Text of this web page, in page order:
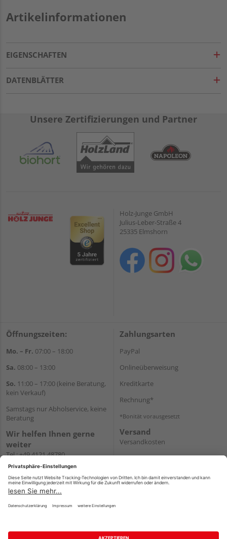
Artikelinformationen
EIGENSCHAFTEN
DATENBLÄTTER
Unsere Zertifizierungen und Partner
Holz-Junge GmbH
Julius-Leber-Straße 4
25335 Elmshorn
Öffnungszeiten:
Mo. – Fr. 07:00 – 18:00
Sa. 08:00 – 13:00
So. 11:00 – 17:00 (keine Beratung,
kein Verkauf)
Samstags nur Abholservice, keine
Beratung
Wir helfen Ihnen gerne
weiter
Tel.:+49 4121 48780
E-Mail:onlineshop@holz-
WhatsApp
Zahlungsarten
PayPal
Onlineüberweisung
Kreditkarte
Rechnung*
*Bonität vorausgesetzt
Versand
Versandkosten
Impressum AGB Widerruf Datenschutz